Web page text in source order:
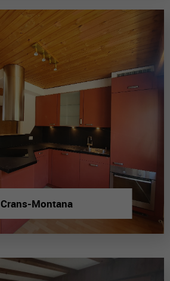
Crans-Montana